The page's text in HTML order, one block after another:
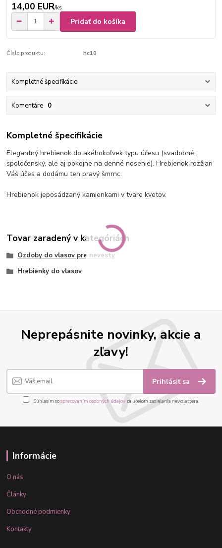
14,00 EUR/ks
Pridať do košíka
Číslo produktu: hc10
Kompletné špecifikácie
Komentáre 0
Kompletné špecifikácie
Elegantný hrebienok do akéhokoľvek typu účesu (svadobné,
spoločenský, ale aj pokojnena dennénosenie). Hrebienok rozžiari
Váš účes a dodámu ten pravý šmrnc.
Hrebienokjeposádzaný kamienkami v tvare kvetov.
Tovar zaradený v kategóriách
Ozdoby do vlasov pre nevesty
Hrebienky do vlasov
Neprepásnite novinky, akcie a
zľavy!
Prihlásiť sa
Súhlasím sospracovaním osobných údajov za účelom zasielania newslettera.
Informácie
O nás
Články
Obchodné podmienky
Kontakty